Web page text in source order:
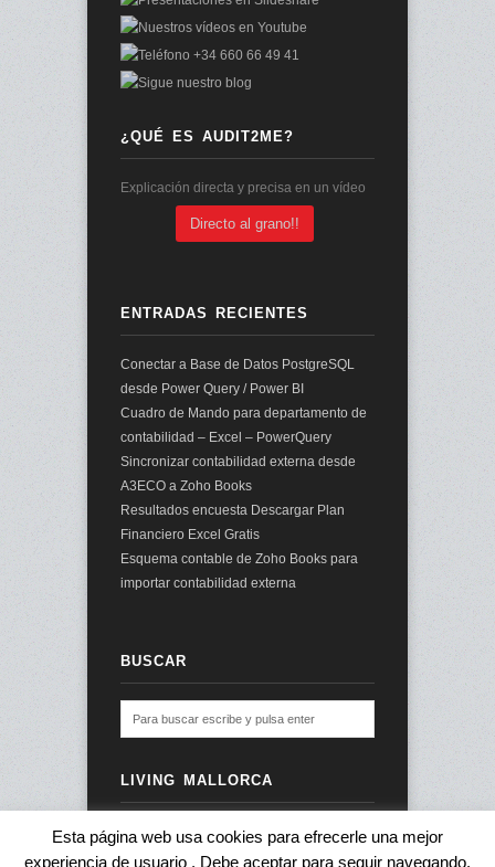
¿QUÉ ES AUDIT2ME?
Explicación directa y precisa en un vídeo
Directo al grano!!
ENTRADAS RECIENTES
Conectar a Base de Datos PostgreSQL
desde Power Query / Power BI
Cuadro de Mando para departamento de
contabilidad – Excel – PowerQuery
Sincronizar contabilidad externa desde
A3ECO a Zoho Books
Resultados encuesta Descargar Plan
Financiero Excel Gratis
Esquema contable de Zoho Books para
importar contabilidad externa
BUSCAR
LIVING MALLORCA
Esta página web usa cookies para efrecerle una mejor
experiencia de usuario . Debe aceptar para seguir navegando.